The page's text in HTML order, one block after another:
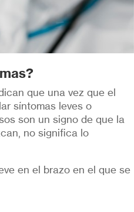
que una vez que el
síntomas leves o
son un signo de que la
no significa lo
en el brazo en el que se